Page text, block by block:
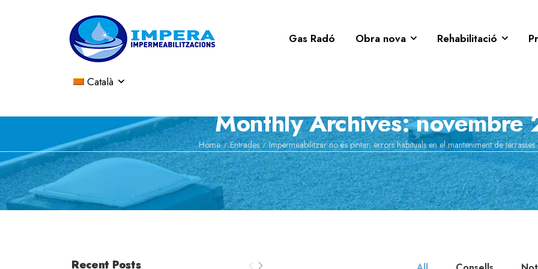
Gas Radó Obra nova Rehabilitació
Català
Monthly Archives: novembre
Home / Entrades / Impermeabilitzar no és pintar: errors habituals en el manteniment de terrasses
Recent Posts